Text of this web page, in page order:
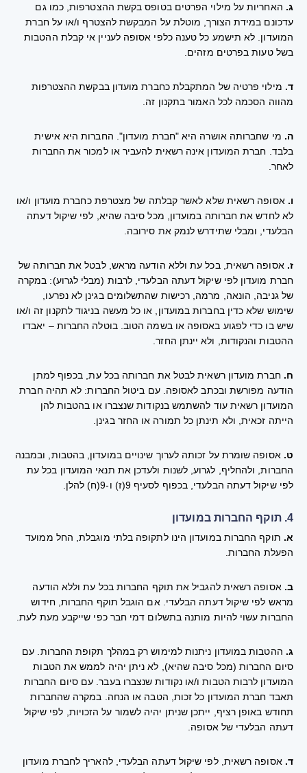
ג. האחריות על מילוי הפרטים בטופס בקשת ההצטרפות, כמו גם
עדכונם במידת הצורך, מוטלת על המבקשת להצטרף ו/או על חברת
המועדון. לא תישמע כל טענה כלפי אסופה לעניין אי קבלת ההטבות
בשל טעות בפרטים מזהים.
ד. מילוי פרטיה של המתקבלת כחברת מועדון בבקשת ההצטרפות
מהווה הסכמה לכל האמור בתקנון זה.
ה. מי שחברותה אושרה היא "חברת מועדון". החברות היא אישית
בלבד. חברת המועדון אינה רשאית להעביר או למכור את החברות
לאחר.
ו. אסופה רשאית שלא לאשר קבלתה של מצטרפת כחברת מועדון ו/או
לא לחדש את חברותה במועדון, מכל סיבה שהיא, לפי שיקול דעתה
הבלעדי, ומבלי שתידרש לנמק את סירובה.
ז. אסופה רשאית, בכל עת וללא הודעה מראש, לבטל את חברותה של
חברת מועדון לפי שיקול דעתה הבלעדי, לרבות (מבלי לגרוע): במקרה
של גניבה, הונאה, מרמה, רכישות שהתשלומים בגינן לא נפרעו,
שימוש שלא כדין בחברות במועדון, או כל מעשה בניגוד לתקנון זה ו/או
שיש בו כדי לפגוע באסופה או בשמה הטוב. בוטלה החברות – יאבדו
ההטבות והנקודות, ולא יינתן החזר.
ח. חברת מועדון רשאית לבטל את חברותה בכל עת, בכפוף למתן
הודעה מפורשת ובכתב לאסופה. עם ביטול החברות: לא תהיה חברת
המועדון רשאית עוד להשתמש בנקודות שנצברו או בהטבות להן
הייתה זכאית, ולא תינתן כל תמורה או החזר בגינן.
ט. אסופה שומרת על זכותה לערוך שינויים במועדון, בהטבות, ובמבנה
החברות, ולהחליף, לגרוע, לשנות ולעדכן את תנאי המועדון בכל עת
לפי שיקול דעתה הבלעדי, בכפוף לסעיף 9(ז) ו-9(ח) להלן.
4. תוקף החברות במועדון
א. תוקף החברות במועדון הינו לתקופה בלתי מוגבלת, החל ממועד
הפעלת החברות.
ב. אסופה רשאית להגביל את תוקף החברות בכל עת וללא הודעה
מראש לפי שיקול דעתה הבלעדי. אם הוגבל תוקף החברות, חידוש
החברות עשוי להיות מותנה בתשלום דמי חבר כפי שייקבע מעת לעת.
ג. ההטבות במועדון ניתנות למימוש רק במהלך תקופת החברות. עם
סיום החברות (מכל סיבה שהיא), לא ניתן יהיה לממש את הטבות
המועדון לרבות הטבות ו/או נקודות שנצברו בעבר. עם סיום החברות
תאבד חברת המועדון כל זכות, הטבה או הנחה. במקרה שהחברות
תחודש באופן רציף, ייתכן שניתן יהיה לשמור על הזכויות, לפי שיקול
דעתה הבלעדי של אסופה.
ד. אסופה רשאית, לפי שיקול דעתה הבלעדי, להאריך לחברת מועדון